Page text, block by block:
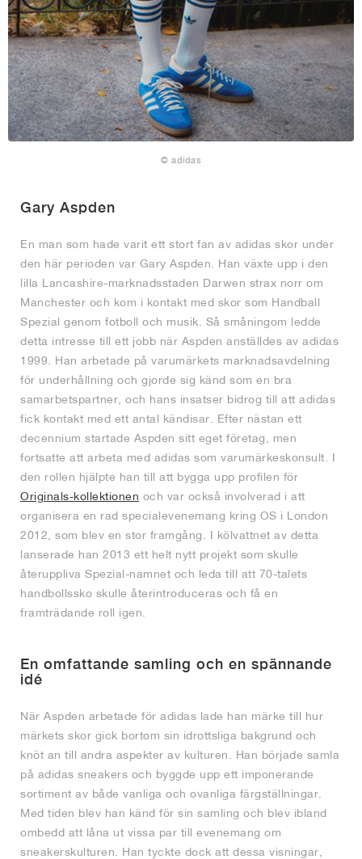
© adidas
Gary Aspden
En man som hade varit ett stort fan av adidas skor under
den här perioden var Gary Aspden. Han växte upp i den
lilla Lancashire-marknadsstaden Darwen strax norr om
Manchester och kom i kontakt med skor som Handball
Spezial genom fotboll och musik. Så småningom ledde
detta intresse till ett jobb när Aspden anställdes av adidas
1999. Han arbetade på varumärkets marknadsavdelning
för underhållning och gjorde sig känd som en bra
samarbetspartner, och hans insatser bidrog till att adidas
fick kontakt med ett antal kändisar. Efter nästan ett
decennium startade Aspden sitt eget företag, men
fortsatte att arbeta med adidas som varumärkeskonsult. I
den rollen hjälpte han till att bygga upp profilen för
Originals-kollektionen och var också involverad i att
organisera en rad specialevenemang kring OS i London
2012, som blev en stor framgång. I kölvattnet av detta
lanserade han 2013 ett helt nytt projekt som skulle
återuppliva Spezial-namnet och leda till att 70-talets
handbollssko skulle återintroduceras och få en
framträdande roll igen.
En omfattande samling och en spännande
idé
När Aspden arbetade för adidas lade han märke till hur
märkets skor gick bortom sin idrottsliga bakgrund och
knöt an till andra aspekter av kulturen. Han började samla
på adidas sneakers och byggde upp ett imponerande
sortiment av både vanliga och ovanliga färgställningar.
Med tiden blev han känd för sin samling och blev ibland
ombedd att låna ut vissa par till evenemang om
sneakerskulturen. Han tyckte dock att dessa visningar,